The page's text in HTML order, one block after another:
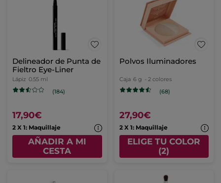
Delineador de Punta de
Fieltro Eye-Liner
Lápiz 0.55 ml
(184)
17,90€
2 X 1: Maquillaje
AÑADIR A MI
CESTA
Polvos Iluminadores
Caja 6 g - 2 colores
(68)
27,90€
2 X 1: Maquillaje
ELIGE TU COLOR
(2)